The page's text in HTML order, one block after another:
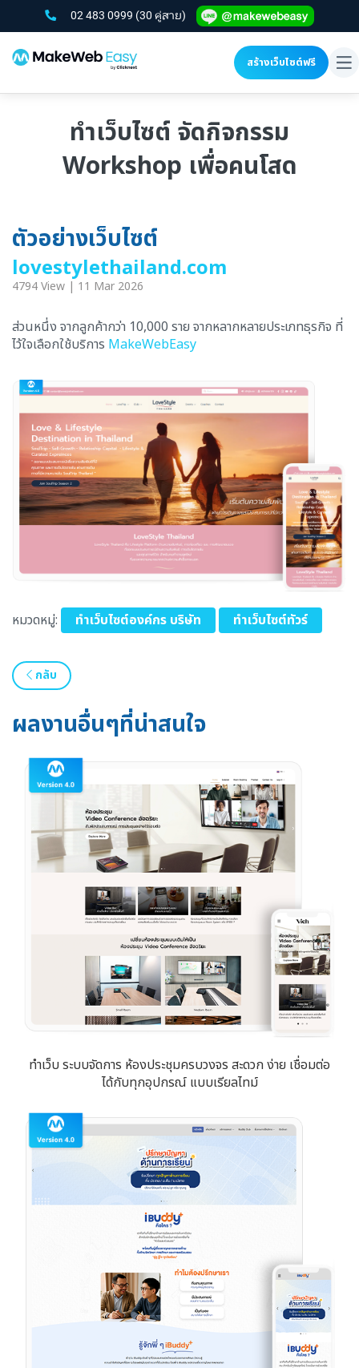
02 483 0999 (30 คู่สาย)
สร้างเว็บไซต์ฟรี
ทำเว็บไซต์ จัดกิจกรรม
Workshop เพื่อคนโสด
ตัวอย่างเว็บไซต์
lovestylethailand.com
4794 View | 11 Mar 2026
ส่วนหนึ่ง จากลูกค้ากว่า 10,000 ราย จากหลากหลายประเภทธุรกิจ ที่
ไว้ใจเลือกใช้บริการ MakeWebEasy
หมวดหมู่: ทำเว็บไซต์องค์กร บริษัท ทำเว็บไซต์ทัวร์
กลับ
ผลงานอื่นๆที่น่าสนใจ
ทำเว็บ ระบบจัดการ ห้องประชุมครบวงจร สะดวก ง่าย เชื่อมต่อ
ได้กับทุกอุปกรณ์ แบบเรียลไทม์